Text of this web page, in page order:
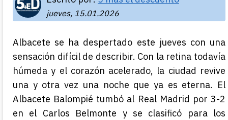
jueves, 15.01.2026
Albacete se ha despertado este jueves con una
sensación difícil de describir. Con la retina todavía
húmeda y el corazón acelerado, la ciudad revive
una y otra vez una noche que ya es eterna. El
Albacete Balompié tumbó al Real Madrid por 3-2
en el Carlos Belmonte y se clasificó para los